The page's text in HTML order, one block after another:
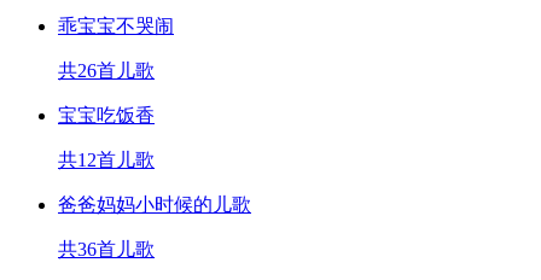
乖宝宝不哭闹
共26首儿歌
宝宝吃饭香
共12首儿歌
爸爸妈妈小时候的儿歌
共36首儿歌